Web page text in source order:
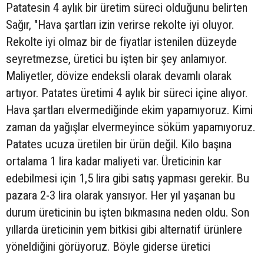
Patatesin 4 aylık bir üretim süreci olduğunu belirten
Sağır, "Hava şartları izin verirse rekolte iyi oluyor.
Rekolte iyi olmaz bir de fiyatlar istenilen düzeyde
seyretmezse, üretici bu işten bir şey anlamıyor.
Maliyetler, dövize endeksli olarak devamlı olarak
artıyor. Patates üretimi 4 aylık bir süreci içine alıyor.
Hava şartları elvermediğinde ekim yapamıyoruz. Kimi
zaman da yağışlar elvermeyince söküm yapamıyoruz.
Patates ucuza üretilen bir ürün değil. Kilo başına
ortalama 1 lira kadar maliyeti var. Üreticinin kar
edebilmesi için 1,5 lira gibi satış yapması gerekir. Bu
pazara 2-3 lira olarak yansıyor. Her yıl yaşanan bu
durum üreticinin bu işten bıkmasına neden oldu. Son
yıllarda üreticinin yem bitkisi gibi alternatif ürünlere
yöneldiğini görüyoruz. Böyle giderse üretici